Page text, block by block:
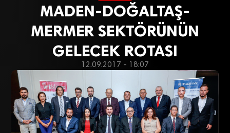
MADEN-DOĞALTAŞ-
MERMER SEKTÖRÜNÜN
GELECEK ROTASI
12.09.2017 - 18:07